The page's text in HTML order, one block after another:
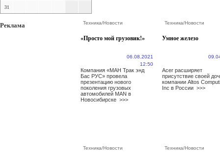
31
Реклама Техника/Новости
«Просто мой грузовик!»
06.08.2021
12:50
Компания «МАН Трак энд
Бас РУС» провела
презентацию нового
поколения грузовых
автомобилей MAN в
Новосибирске >>>
Техника/Новости
Умное железо
Acer расширяет
присутствие своей
компании Altos
Inc в России >>>
Техника/Новости Техника/Новости